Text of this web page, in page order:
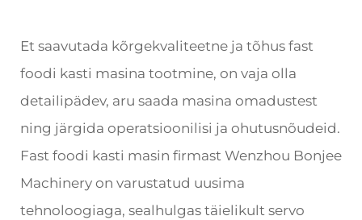
Et saavutada kõrgekvaliteetne ja tõhus fast
foodi kasti masina tootmine, on vaja olla
detailipädev, aru saada masina omadustest
ning järgida operatsioonilisi ja ohutusnõudeid.
Fast foodi kasti masin firmast Wenzhou Bonjee
Machinery on varustatud uusima
tehnoloogiaga, sealhulgas täielikult servo